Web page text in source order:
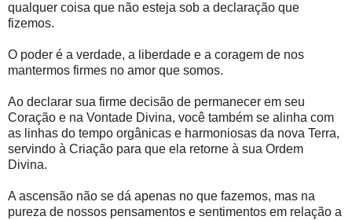
qualquer coisa que não esteja sob a declaração que
fizemos.
O poder é a verdade, a liberdade e a coragem de nos
mantermos firmes no amor que somos.
Ao declarar sua firme decisão de permanecer em seu
Coração e na Vontade Divina, você também se alinha com
as linhas do tempo orgânicas e harmoniosas da nova Terra,
servindo à Criação para que ela retorne à sua Ordem
Divina.
A ascensão não se dá apenas no que fazemos, mas na
pureza de nossos pensamentos e sentimentos em relação a